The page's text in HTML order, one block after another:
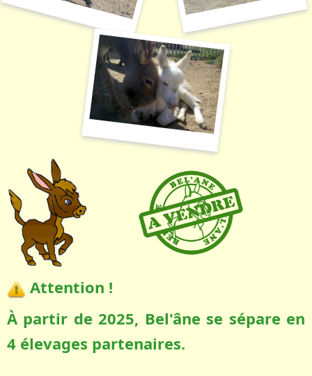
Attention !
À partir de 2025, Bel'âne se sépare en
4 élevages partenaires.